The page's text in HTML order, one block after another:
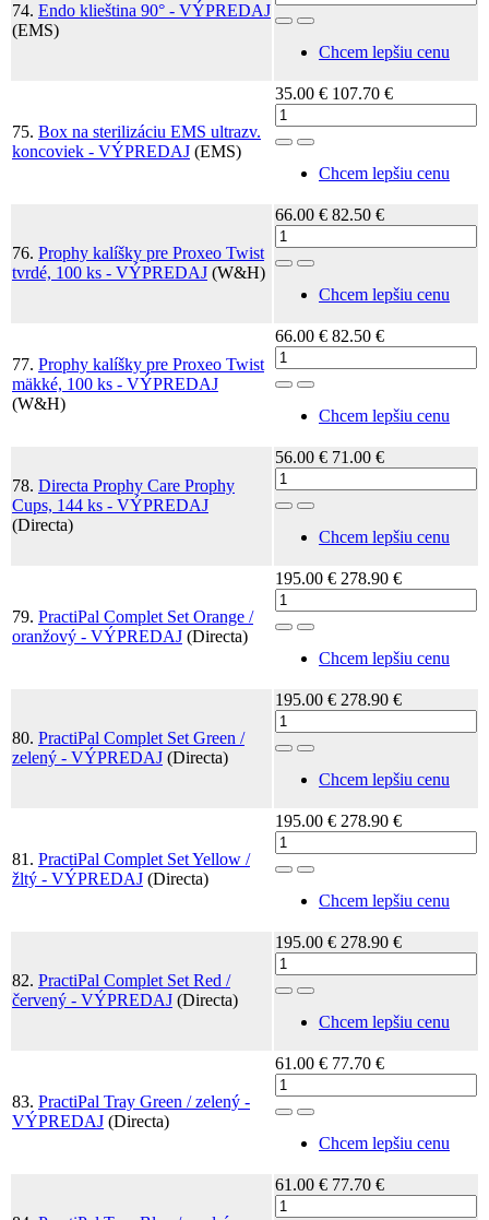
74. Endo klieština 90° - VÝPREDAJ
(EMS)
Toggle Dropdown
Chcem lepšiu cenu
75. Box na sterilizáciu EMS ultrazv.
koncoviek - VÝPREDAJ (EMS)
35.00 € 107.70 €
Toggle Dropdown
Chcem lepšiu cenu
76. Prophy kalíšky pre Proxeo Twist
tvrdé, 100 ks - VÝPREDAJ (W&H)
66.00 € 82.50 €
Toggle Dropdown
Chcem lepšiu cenu
77. Prophy kalíšky pre Proxeo Twist
mäkké, 100 ks - VÝPREDAJ
(W&H)
66.00 € 82.50 €
Toggle Dropdown
Chcem lepšiu cenu
78. Directa Prophy Care Prophy
Cups, 144 ks - VÝPREDAJ
(Directa)
56.00 € 71.00 €
Toggle Dropdown
Chcem lepšiu cenu
79. PractiPal Complet Set Orange /
oranžový - VÝPREDAJ (Directa)
195.00 € 278.90 €
Toggle Dropdown
Chcem lepšiu cenu
80. PractiPal Complet Set Green /
zelený - VÝPREDAJ (Directa)
195.00 € 278.90 €
Toggle Dropdown
Chcem lepšiu cenu
81. PractiPal Complet Set Yellow /
žltý - VÝPREDAJ (Directa)
195.00 € 278.90 €
Toggle Dropdown
Chcem lepšiu cenu
82. PractiPal Complet Set Red /
červený - VÝPREDAJ (Directa)
195.00 € 278.90 €
Toggle Dropdown
Chcem lepšiu cenu
83. PractiPal Tray Green / zelený -
VÝPREDAJ (Directa)
61.00 € 77.70 €
Toggle Dropdown
Chcem lepšiu cenu
61.00 € 77.70 €